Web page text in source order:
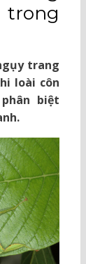
trong
trang
loài côn
biệt